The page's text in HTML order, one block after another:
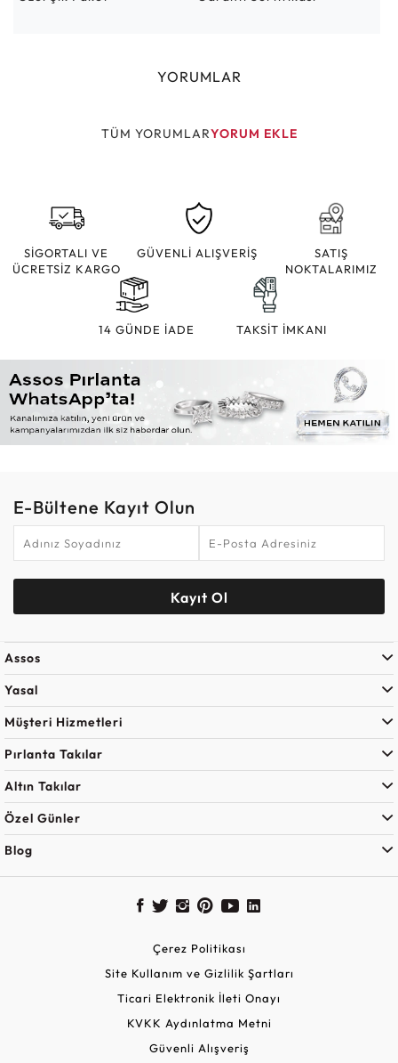
YORUMLAR
TÜM YORUMLARYORUM EKLE
SİGORTALI VE
ÜCRETSİZ KARGO
GÜVENLİ ALIŞVERİŞ
SATIŞ
NOKTALARIMIZ
14 GÜNDE İADE TAKSİT İMKANI
E-Bültene Kayıt Olun
Kayıt Ol
Assos
Yasal
Müşteri Hizmetleri
Pırlanta Takılar
Altın Takılar
Özel Günler
Blog
Çerez Politikası
Site Kullanım ve Gizlilik Şartları
Ticari Elektronik İleti Onayı
KVKK Aydınlatma Metni
Güvenli Alışveriş